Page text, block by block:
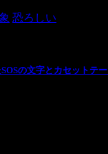
恐ろしい
の文字とカセットテ